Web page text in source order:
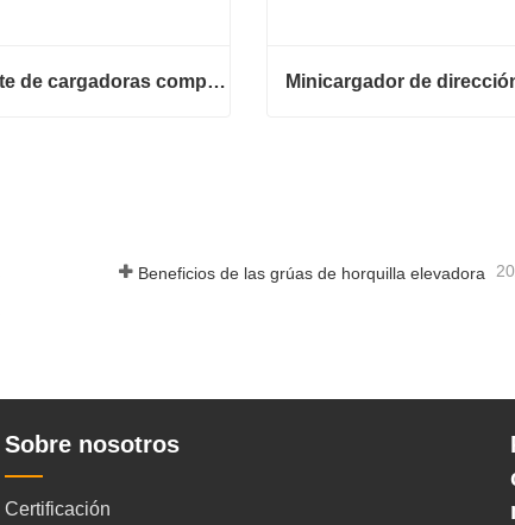
Fabricante de cargadoras compactas de China
Beneficios de las grúas de horquilla elevadora
Sobre nosotros
Certificación